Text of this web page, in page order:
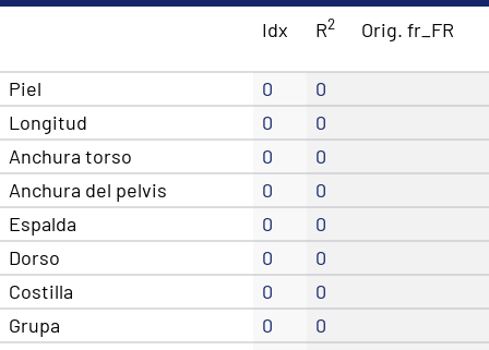
Idx
R2 Orig. fr_FR
Piel 0
0
Longitud
0
0
Anchura torso
0
0
Anchura del pelvis
0
0
Espalda
0
0
Dorso
0
0
Costilla
0
0
Grupa
0
0